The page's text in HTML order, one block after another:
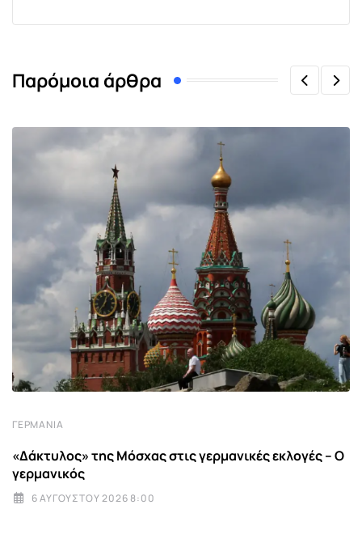
Παρόμοια άρθρα
ΓΕΡΜΑΝΊΑ
«Δάκτυλος» της Μόσχας στις γερμανικές εκλογές – Ο
γερμανικός
6 ΑΥΓΟΎΣΤΟΥ 2026 8:00